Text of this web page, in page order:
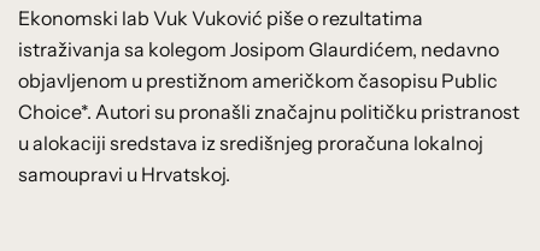
Ekonomski lab Vuk Vuković piše o rezultatima
istraživanja sa kolegom Josipom Glaurdićem, nedavno
objavljenom u prestižnom američkom časopisu Public
Choice*. Autori su pronašli značajnu političku pristranost
u alokaciji sredstava iz središnjeg proračuna lokalnoj
samoupravi u Hrvatskoj.